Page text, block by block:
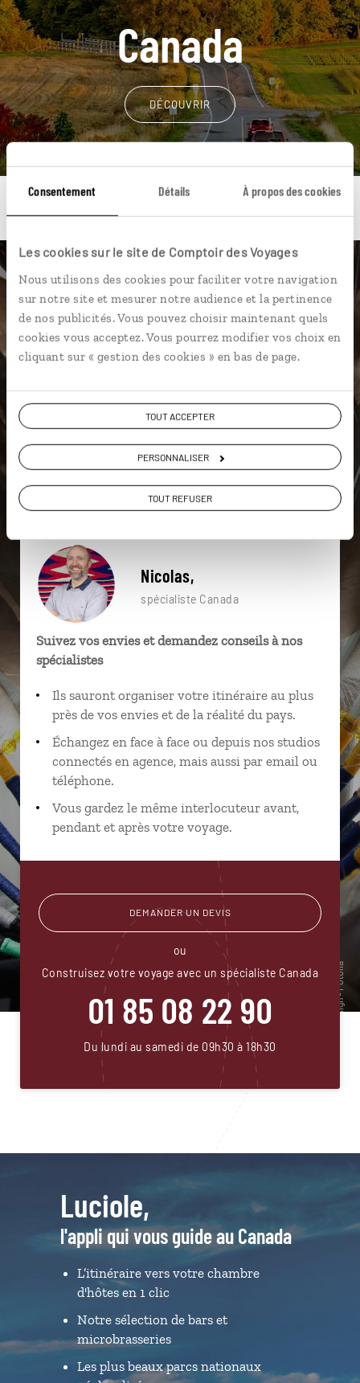
Consentement Détails À propos des cookies
Les cookies sur le site de Comptoir des Voyages
Nous utilisons des cookies pour faciliter votre navigation
sur notre site et mesurer notre audience et la pertinence
de nos publicités. Vous pouvez choisir maintenant quels
cookies vous acceptez. Vous pourrez modifier vos choix en
cliquant sur « gestion des cookies » en bas de page.
TOUT ACCEPTER
PERSONNALISER
TOUT REFUSER
Canada
DÉCOUVRIR
Une envie de voyage
particulière ?
Amérindiens Baleine au Canada
Baleine Butchart Gardens
Détroit de Johnstone Baleine
Nicolas,
spécialiste Canada
Suivez vos envies et demandez conseils à nos
spécialistes
Ils sauront organiser votre itinéraire au plus
près de vos envies et de la réalité du pays.
Échangez en face à face ou depuis nos studios
connectés en agence, mais aussi par email ou
téléphone.
Vous gardez le même interlocuteur avant,
pendant et après votre voyage.
DEMANDER UN DEVIS
ou
Construisez votre voyage avec un spécialiste Canada
01 85 08 22 90
Du lundi au samedi de 09h30 à 18h30
Luciole,
l'appli qui vous guide au Canada
L’itinéraire vers votre chambre
d'hôtes en 1 clic
Notre sélection de bars et
microbrasseries
Les plus beaux parcs nationaux